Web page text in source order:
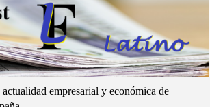
empresarial y económica de